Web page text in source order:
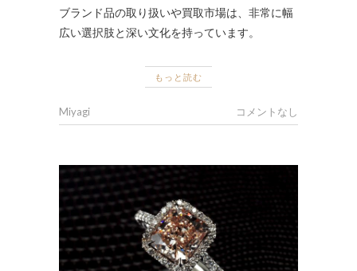
ブランド品の取り扱いや買取市場は、非常に幅
広い選択肢と深い文化を持っています。
もっと読む
Miyagi コメントなし